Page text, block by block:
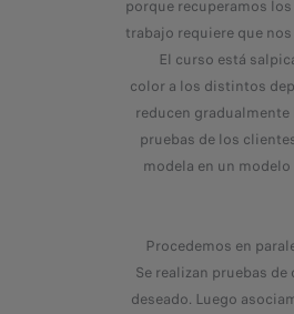
porque recuperamos
trabajo requiere que
El curso está
color a los distintos
reducen
pruebas de los
modela en un
Procedemos en
Se realizan pruebas
deseado. Luego